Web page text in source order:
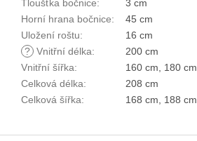
Tloušťka bočnice:
3 cm
Horní hrana bočnice:
45 cm
Uložení roštu:
16 cm
? Vnitřní délka:
200 cm
Vnitřní šířka:
160 cm, 180 cm
Celková délka:
208 cm
Celková šířka: 168 cm, 188 cm